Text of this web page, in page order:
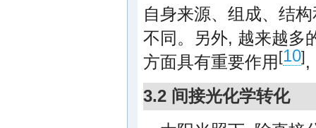
自身来源、组成、结
不同。另外, 越来越多
方面具有重要作用 [10] ,
3.2 间接光化学转化